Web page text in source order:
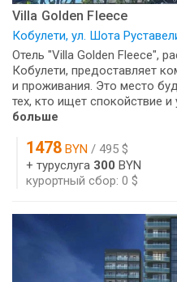
Villa Golden Fleece
Кобулети, ул. Шота
Отель "Villa Golden Fleece",
Кобулети, предоставляет
и проживания. Это место
тех, кто ищет спокойствие и
больше
1478 BYN / 495 $
+ туруслуга 300 BYN
курортный сбор: 0 $